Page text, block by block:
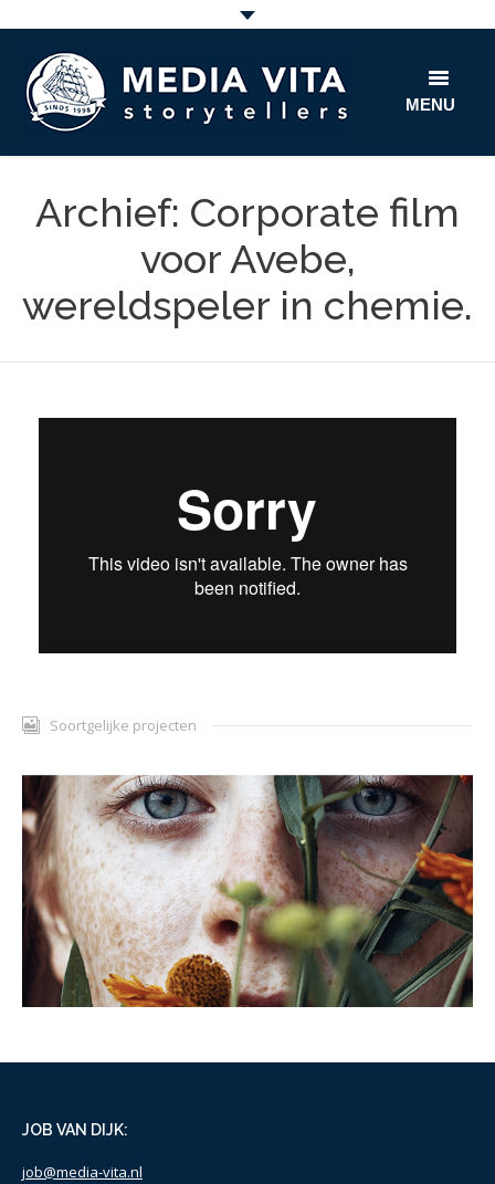
MENU
film
fun
Archief: Corporate film
voor Avebe,
wereldspeler in chemie.
Soortgelijke projecten
Dr Hauschka
JOB VAN DIJK:
job@media-vita.nl